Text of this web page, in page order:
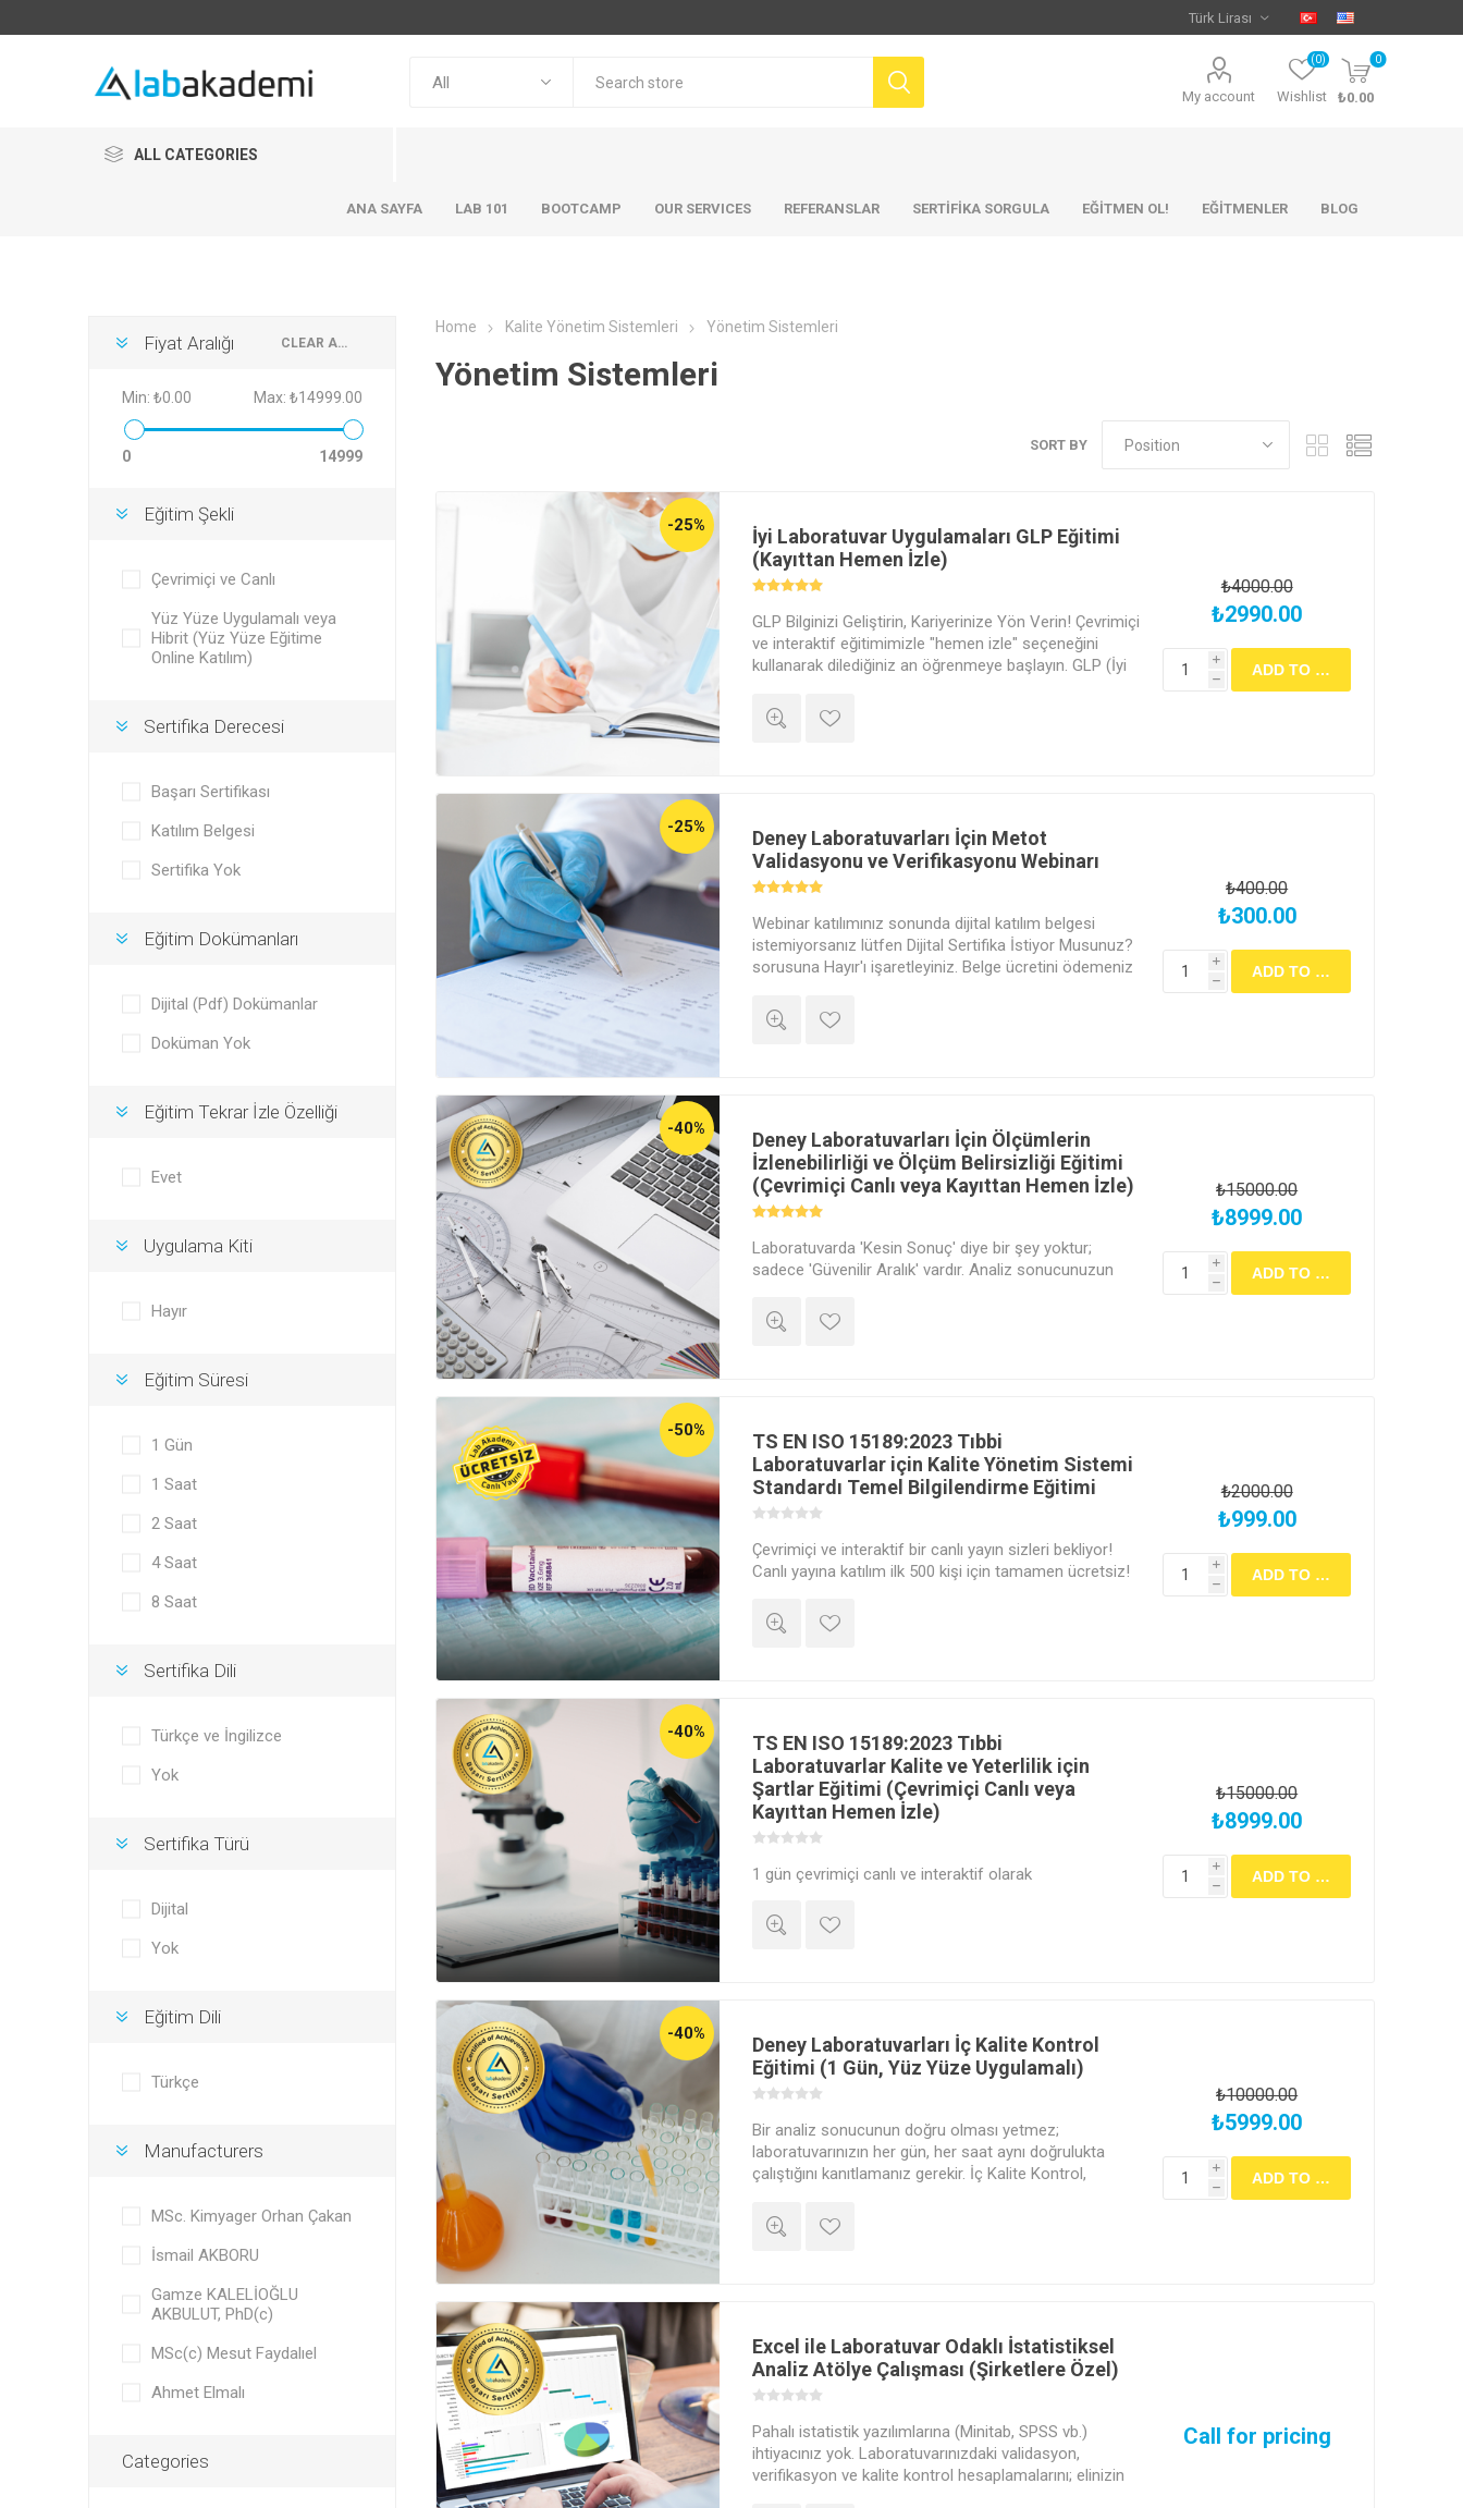
My account Wishlist
(0) 0
₺0.00
ALL CATEGORIES
ANA SAYFA LAB 101 BOOTCAMP OUR SERVICES REFERANSLAR SERTİFİKA SORGULA EĞİTMEN OL! EĞİTMENLER BLOG
Home Kalite Yönetim Sistemleri Yönetim Sistemleri
Yönetim Sistemleri
SORT BY
-25%
İyi Laboratuvar Uygulamaları GLP Eğitimi
(Kayıttan Hemen İzle)
GLP Bilginizi Geliştirin, Kariyerinize Yön Verin! Çevrimiçi
ve interaktif eğitimimizle "hemen izle" seçeneğini
kullanarak dilediğiniz an öğrenmeye başlayın. GLP (İyi
taşıyın, yeni kariyer fırsatlarının kapılarını aralayın!
₺4000.00
₺2990.00
i
h
-25%
Deney Laboratuvarları İçin Metot
Validasyonu ve Verifikasyonu Webinarı
Webinar katılımınız sonunda dijital katılım belgesi
istemiyorsanız lütfen Dijital Sertifika İstiyor Musunuz?
sorusuna Hayır'ı işaretleyiniz. Belge ücretini ödemeniz
linkindeki bilgileri doldurmanız durumunda dijital
belgeniz adınıza düzenlenecektir.
₺400.00
₺300.00
i
h
-40%
Deney Laboratuvarları İçin Ölçümlerin
İzlenebilirliği ve Ölçüm Belirsizliği Eğitimi
(Çevrimiçi Canlı veya Kayıttan Hemen İzle)
Laboratuvarda 'Kesin Sonuç' diye bir şey yoktur;
sadece 'Güvenilir Aralık' vardır. Analiz sonucunuzun
sonucun kalitesini bilmiyorsunuz demektir. Metrolojinin
anayasası olan İzlenebilirlik Zincirini kurmayı ve GUM
₺15000.00
₺8999.00
i
h
-50%
TS EN ISO 15189:2023 Tıbbi
Laboratuvarlar için Kalite Yönetim Sistemi
Standardı Temel Bilgilendirme Eğitimi
Çevrimiçi ve interaktif bir canlı yayın sizleri bekliyor!
Canlı yayına katılım ilk 500 kişi için tamamen ücretsiz!
seviyenizi artırabilir ve dilerseniz bir "Lab Akademi
Dijital Katılım Belgesi" satın alarak bu deneyimi
₺2000.00
₺999.00
i
h
-40%
TS EN ISO 15189:2023 Tıbbi
Laboratuvarlar Kalite ve Yeterlilik için
Şartlar Eğitimi (Çevrimiçi Canlı veya
Kayıttan Hemen İzle)
1 gün çevrimiçi canlı ve interaktif olarak
uzmanlığınızı bir üst seviyeye taşıyın, yeni kariyer
fırsatlarını yakalayın!
₺15000.00
₺8999.00
i
h
-40%
Deney Laboratuvarları İç Kalite Kontrol
Eğitimi (1 Gün, Yüz Yüze Uygulamalı)
Bir analiz sonucunun doğru olması yetmez;
laboratuvarınızın her gün, her saat aynı doğrulukta
çalıştığını kanıtlamanız gerekir. İç Kalite Kontrol,
müşteri görmeden yakalamayı, Shewhart Kontrol
Kartlarını Excel'de oluşturmayı ve verilerdeki sinsi
₺10000.00
₺5999.00
i
h
Excel ile Laboratuvar Odaklı İstatistiksel
Analiz Atölye Çalışması (Şirketlere Özel)
Pahalı istatistik yazılımlarına (Minitab, SPSS vb.)
ihtiyacınız yok. Laboratuvarınızdaki validasyon,
verifikasyon ve kalite kontrol hesaplamalarını; elinizin
Call for pricing
CLEAR ALL
Fiyat Aralığı
Min: ₺0.00 Max: ₺14999.00
0 14999
Eğitim Şekli
Çevrimiçi ve Canlı
Yüz Yüze Uygulamalı veya
Hibrit (Yüz Yüze Eğitime
Online Katılım)
Sertifika Derecesi
Başarı Sertifikası
Katılım Belgesi
Sertifika Yok
Eğitim Dokümanları
Dijital (Pdf) Dokümanlar
Doküman Yok
Eğitim Tekrar İzle Özelliği
Evet
Uygulama Kiti
Hayır
Eğitim Süresi
1 Gün
1 Saat
2 Saat
4 Saat
8 Saat
Sertifika Dili
Türkçe ve İngilizce
Yok
Sertifika Türü
Dijital
Yok
Eğitim Dili
Türkçe
Manufacturers
MSc. Kimyager Orhan Çakan
İsmail AKBORU
Gamze KALELİOĞLU
AKBULUT, PhD(c)
MSc(c) Mesut Faydalıel
Ahmet Elmalı
Categories